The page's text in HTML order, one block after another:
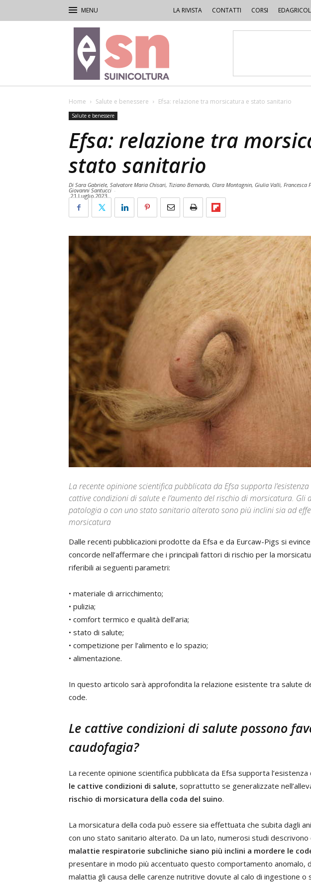
LA RIVISTA CONTATTI CORSI
Rivista
di
Suinicoltura
Home Salute e benessere Efsa: relazione tra morsicatura e stato sanitario
Salute e benessere
Efsa: relazione tra
stato sanitario
Di Sara Gabriele, Salvatore Maria Chisari, Tiziano Bernardo, Clara Montagnin, Giulia Valli, Francesca
Giovanni Santucci -
21 Luglio 2023
La recente opinione scientifica pubblicata da Efsa supporta
cattive condizioni di salute e l’aumento del rischio di morsicatura.
patologia o con uno stato sanitario alterato sono più inclini sia ad
morsicatura
Dalle recenti pubblicazioni prodotte da Efsa e da Eurcaw-Pigs si
concorde nell’affermare che i principali fattori di rischio per la
riferibili ai seguenti parametri:
• materiale di arricchimento;
• pulizia;
• comfort termico e qualità dell’aria;
• stato di salute;
• competizione per l’alimento e lo spazio;
• alimentazione.
In questo articolo sarà approfondita la relazione esistente tra salute
code.
Le cattive condizioni di salute possono
caudofagia?
La recente opinione scientifica pubblicata da Efsa supporta l’esistenza
le cattive condizioni di salute, soprattutto se generalizzate
rischio di morsicatura della coda del suino.
La morsicatura della coda può essere sia effettuata che subita dagli
con uno stato sanitario alterato. Da un lato, numerosi studi descrivono
malattie respiratorie subcliniche siano più inclini a mordere le
presentare in modo più accentuato questo comportamento anomalo,
malattia gli causa delle carenze nutritive dovute al calo di ingestione o